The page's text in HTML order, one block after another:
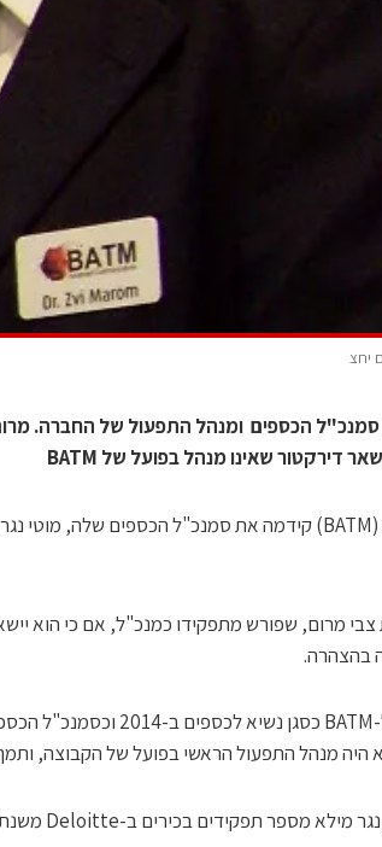
יחצ
צבי מרום, שפורש מתפקידו כמנכ"ל, אם כי הוא
בהצהרה.
היה מנהל התפעול הראשי בפועל של הקבוצה,